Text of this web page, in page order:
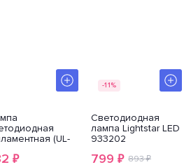
(UL-
3000K
₽
-11%
Светодиодная
лампа Lightstar LED
933202
799 ₽ 893 ₽